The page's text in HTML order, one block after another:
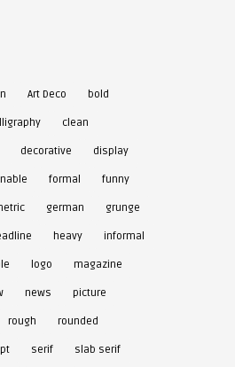
Art Deco bold
clean
decorative display
formal funny
german grunge
heavy informal
logo magazine
news picture
rough rounded
serif slab serif